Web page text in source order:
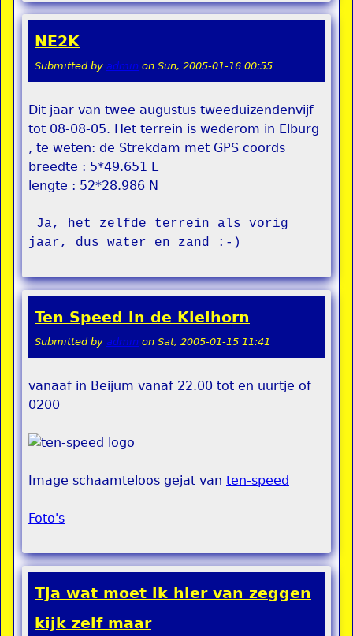
NE2K
Submitted by admin on Sun, 2005-01-16 00:55
Dit jaar van twee augustus tweeduizendenvijf
tot 08-08-05. Het terrein is wederom in Elburg
, te weten: de Strekdam met GPS coords
breedte : 5*49.651 E
lengte : 52*28.986 N
Ten Speed in de Kleihorn
Submitted by admin on Sat, 2005-01-15 11:41
vanaaf in Beijum vanaf 22.00 tot en uurtje of
0200
Image schaamteloos gejat van ten-speed
Foto's
Tja wat moet ik hier van zeggen
kijk zelf maar